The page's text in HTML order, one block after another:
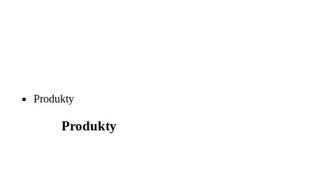
Produkty
Produkty